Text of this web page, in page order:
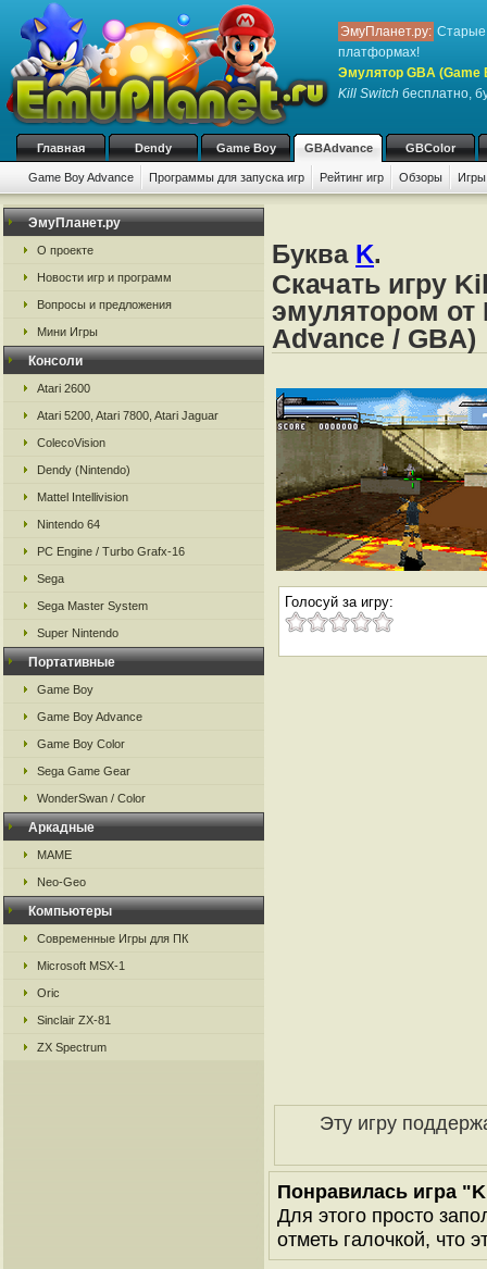
ЭмуПланет.ру: Старые
платформах!
Эмулятор GBA (Game
Kill Switch бесплатно,
Главная Dendy Game Boy GBAdvance GBColor
Game Boy Advance Программы для запуска игр Рейтинг игр Обзоры
ЭмуПланет.ру
О проекте
Новости игр и программ
Вопросы и предложения
Мини Игры
Консоли
Atari 2600
Atari 5200, Atari 7800, Atari Jaguar
ColecoVision
Dendy (Nintendo)
Mattel Intellivision
Nintendo 64
PC Engine / Turbo Grafx-16
Sega
Sega Master System
Super Nintendo
Портативные
Game Boy
Game Boy Advance
Game Boy Color
Sega Game Gear
WonderSwan / Color
Аркадные
MAME
Neo-Geo
Компьютеры
Современные Игры для ПК
Microsoft MSX-1
Oric
Sinclair ZX-81
ZX Spectrum
Буква K.
Скачать игру
эмулятором от
Advance / GBA)
Голосуй за игру:
Эту игру
Понравилась игра
Для этого просто
отметь галочкой, что